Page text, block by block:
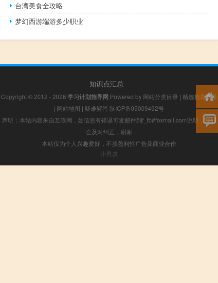
台湾美食全攻略
梦幻西游端游多少职业
知识点汇总
Copyright © 2012 - 2026 学习计划指导网 Powered by 网站分类目录 | 精选推荐文章
| 网站地图 | 疑难解答 陕ICP备05009492号
声明：本站内容来自互联网，如信息有错误可发邮件到f_fb#foxmail.com说明，我们
会及时纠正，谢谢
本站仅为个人兴趣爱好，不接盈利性广告及商业合作
小男孩